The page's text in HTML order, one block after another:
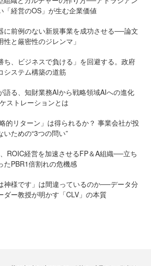
「経営のOS」が生む企業価値
に前例のない新規事業を成功させる──論文
性と厳密性のジレンマ」
ち、ビジネスで負ける」を回避する。政府
システム構築の道筋
語る、知財業務AIから戦略領域AIへの進化
ストレーションとは
的リターン」は得られるか？ 事業会社が投
いための“3つの問い”
ROIC経営を加速させるFP＆A組織──立ち
たPBR1倍割れの危機感
神様です」は間違っているのか──データ分
ダー教授が明かす「CLV」の本質